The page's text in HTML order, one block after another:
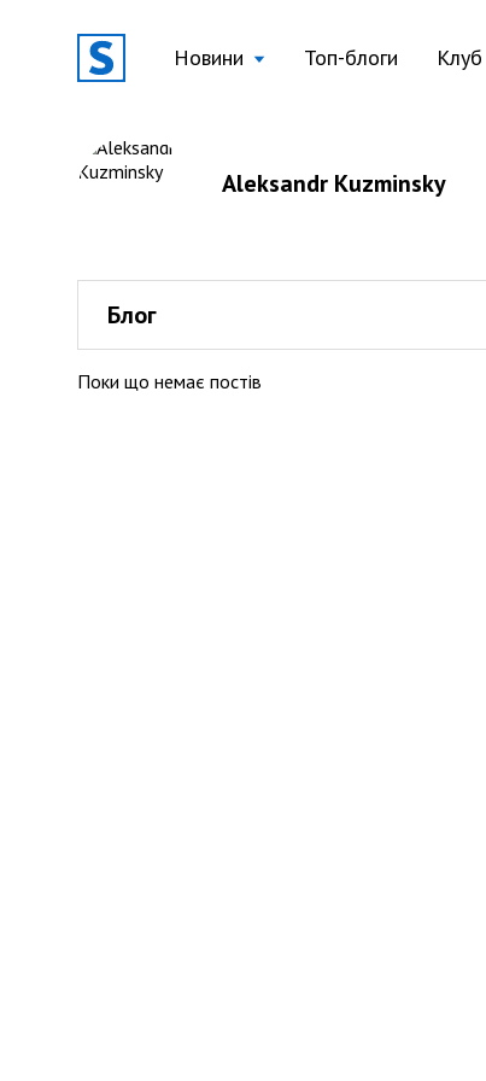
Новини Топ-блоги Клуб
Aleksandr Kuzminsky
Блог
Поки що немає постів